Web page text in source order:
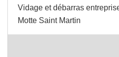
Vidage et débarras
Motte Saint Martin